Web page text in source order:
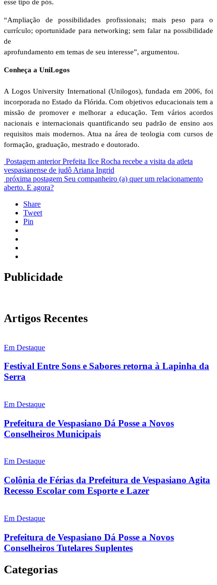
esse tipo de pós.
“Ampliação de possibilidades profissionais; mais peso para o
currículo; oportunidade para networking; sem falar na possibilidade
de
aprofundamento em temas de seu interesse”, argumentou.
Conheça a UniLogos
A Logos University International (Unilogos), fundada em 2006, foi
incorporada no Estado da Flórida. Com objetivos educacionais tem a
missão de promover e melhorar a educação. Tem vários acordos
nacionais e internacionais quantificando seu padrão de ensino aos
requisitos mais modernos. Atua na área de teologia com cursos de
formação, graduação, mestrado e doutorado.
Postagem anterior Prefeita Ilce Rocha recebe a visita da atleta
vespasianense de judô Ariana Ingrid
próxima postagem Seu companheiro (a) quer um relacionamento
aberto. E agora?
Share
Tweet
Pin
Publicidade
Artigos Recentes
Em Destaque
Festival Entre Sons e Sabores retorna à Lapinha da
Serra
Em Destaque
Prefeitura de Vespasiano Dá Posse a Novos
Conselheiros Municipais
Em Destaque
Colônia de Férias da Prefeitura de Vespasiano Agita
Recesso Escolar com Esporte e Lazer
Em Destaque
Prefeitura de Vespasiano Dá Posse a Novos
Conselheiros Tutelares Suplentes
Categorias